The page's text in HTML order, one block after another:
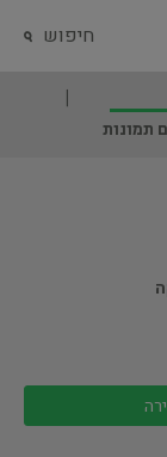
חיפוש
תמונות